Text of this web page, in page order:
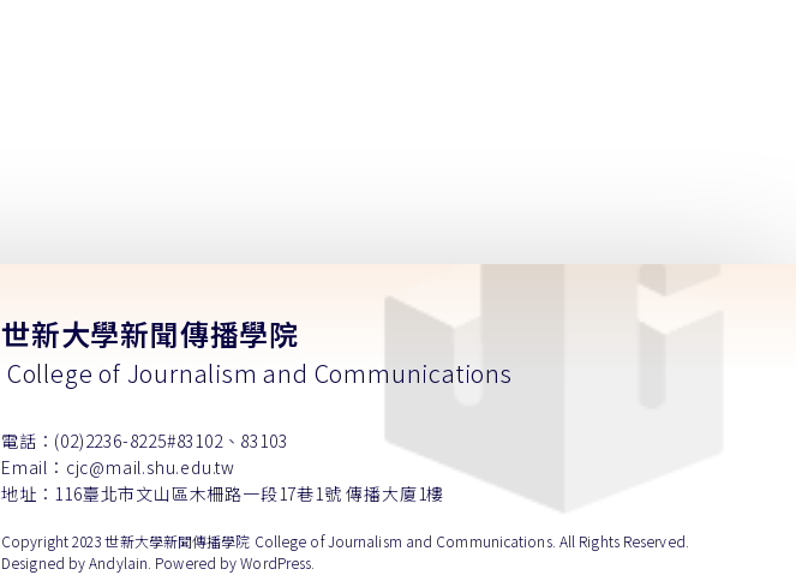
世新大學新聞傳播學院
College of Journalism and Communications
電話：(02)2236-8225#83102、83103
Email：cjc@mail.shu.edu.tw
地址：116臺北市文山區木柵路一段17巷1號 傳播大廈1樓
Copyright 2023 世新大學新聞傳播學院 College of Journalism and Communications. All Rights Reserved.
Designed byAndylain . Powered by WordPress.